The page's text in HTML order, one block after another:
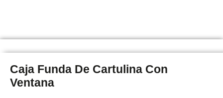
Caja Funda De Cartulina Con
Ventana